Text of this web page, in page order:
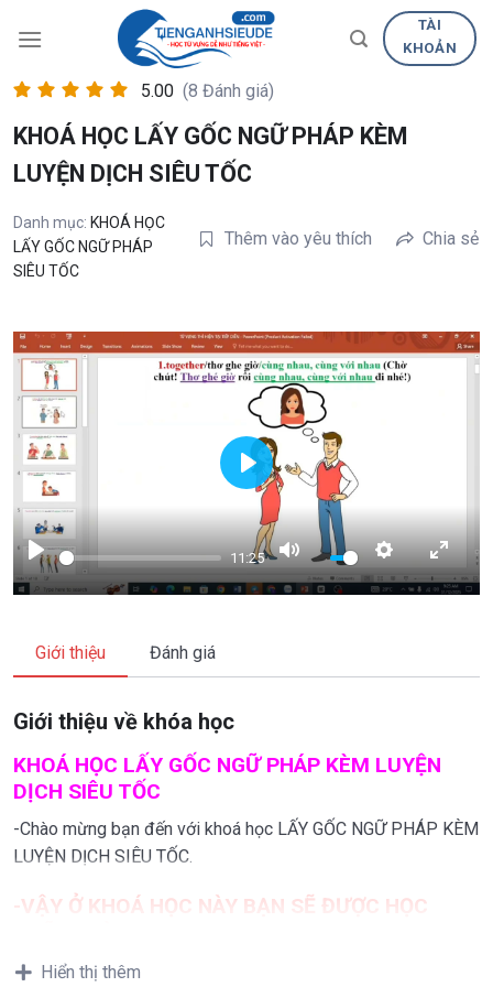
TÀI
KHOẢN
5.00 (8 Đánh giá)
KHOÁ HỌC LẤY GỐC NGỮ PHÁP KÈM
LUYỆN DỊCH SIÊU TỐC
Danh mục: KHOÁ HỌC
LẤY GỐC NGỮ PHÁP
SIÊU TỐC
Thêm vào yêu thích Chia sẻ
PLAY
11:25
MUTE SETTINGS
PLAY
Giới thiệu Đánh giá
Giới thiệu về khóa học
KHOÁ HỌC LẤY GỐC NGỮ PHÁP KÈM LUYỆN
DỊCH SIÊU TỐC
-Chào mừng bạn đến với khoá học LẤY GỐC NGỮ PHÁP KÈM
LUYỆN DỊCH SIÊU TỐC.
-VẬY Ở KHOÁ HỌC NÀY BẠN SẼ ĐƯỢC HỌC
-đầu tiên là khoá học này giúp bạn củng cố, lắm vững và
Hiển thị thêm